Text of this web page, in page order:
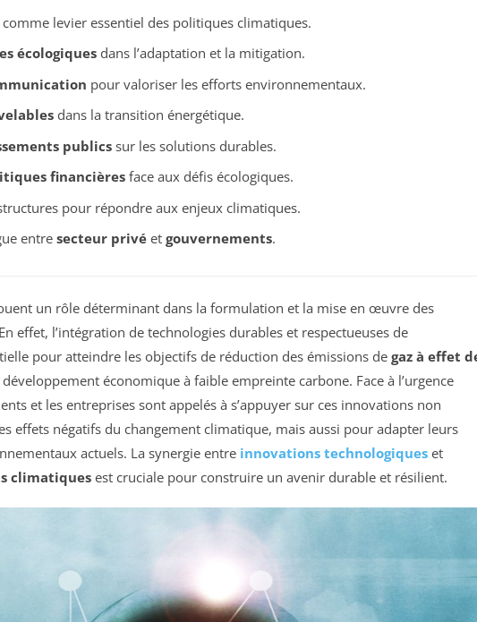
levier essentiel des politiques climatiques.
écologiquesdans l’adaptation et la mitigation.
pour valoriser les efforts environnementaux.
dans la transition énergétique.
publicssur les solutions durables.
financièresface aux défis écologiques.
pour répondre aux enjeux climatiques.
entre secteur privéet gouvernements.
un rôle déterminant dans la formulation et la mise en œuvre des
effet, l’intégration de technologies durables et respectueuses de
pour atteindre les objectifs de réduction des émissions de gaz à effet
économique à faible empreinte carbone. Face à l’urgence
et les entreprises sont appelés à s’appuyer sur ces innovations non
effets négatifs du changement climatique, mais aussi pour adapter leurs
actuels. La synergie entre innovations technologiques et
climatiques est cruciale pour construire un avenir durable et résilient.